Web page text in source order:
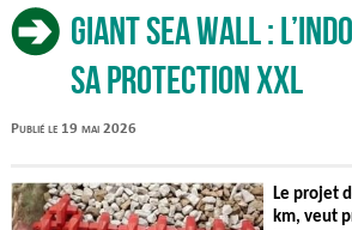
Giant sea wall :
sa protection XXL
Publié le 19 mai 2026
Le projet
km, veut